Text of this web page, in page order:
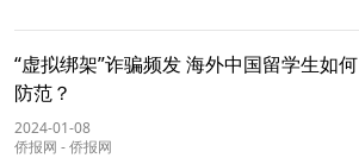
“虚拟绑架”诈骗频发 海外中国留学生如何
防范？
2024-01-08
侨报网 -侨报网